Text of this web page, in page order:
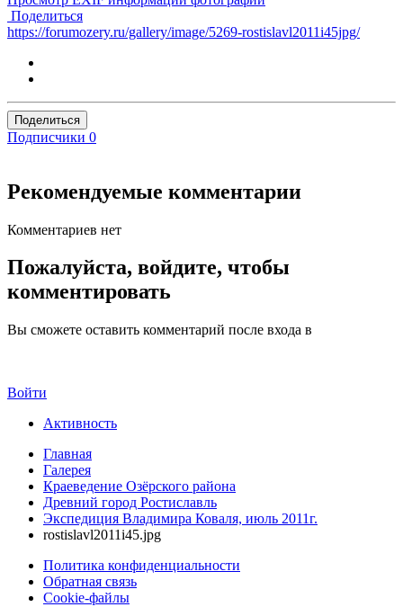
Поделиться
https://forumozery.ru/gallery/image/5269-rostislavl2011i45jpg/
Поделиться
Подписчики 0
Рекомендуемые комментарии
Комментариев нет
Пожалуйста, войдите, чтобы
комментировать
Вы сможете оставить комментарий после входа в
Войти
Активность
Главная
Галерея
Краеведение Озёрского района
Древний город Ростиславль
Экспедиция Владимира Коваля, июль 2011г.
rostislavl2011i45.jpg
Политика конфиденциальности
Обратная связь
Cookie-файлы